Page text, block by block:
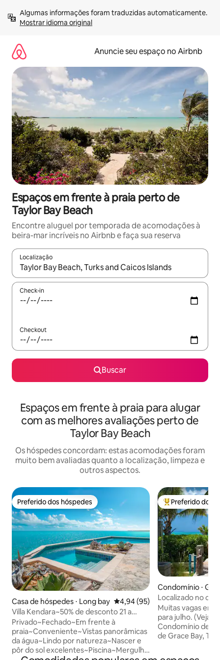
para
Mostrar idioma original
Anuncie seu espaço no Airbnb
Espaços em frente à praia perto de
Taylor Bay Beach
Encontre aluguel por temporada de acomodações à
beira-mar incríveis no Airbnb e faça sua reserva
Localização
Quando os resultados estiverem disponíveis, explore-os
Check-in
Checkout
Buscar
Espaços em frente à praia para alugar
com as melhores avaliações perto de
Taylor Bay Beach
Os hóspedes concordam: estas acomodações foram
muito bem avaliadas quanto a localização, limpeza e
outros aspectos.
Preferido dos hóspedes
Preferido dos hóspedes
Casa de hóspedes ⋅ Long bay 4,94 de uma avaliação média
4,94 (95)
Villa Kendara~50% de desconto 21 a
25/08~Praia~Priv~Portão~Vista
Privado~Fechado~Em frente à
praia~Conveniente~Vistas panorâmicas
da água~Lindo por natureza~Nascer e
pôr do sol excelentes~Piscina~Mergulho
Entre os
Preferido dos
Condomínio ⋅
Localizado no
Renaissance
Muitas vagas em
para julho. (Veja o
Condomínio de
de Grace Bay,